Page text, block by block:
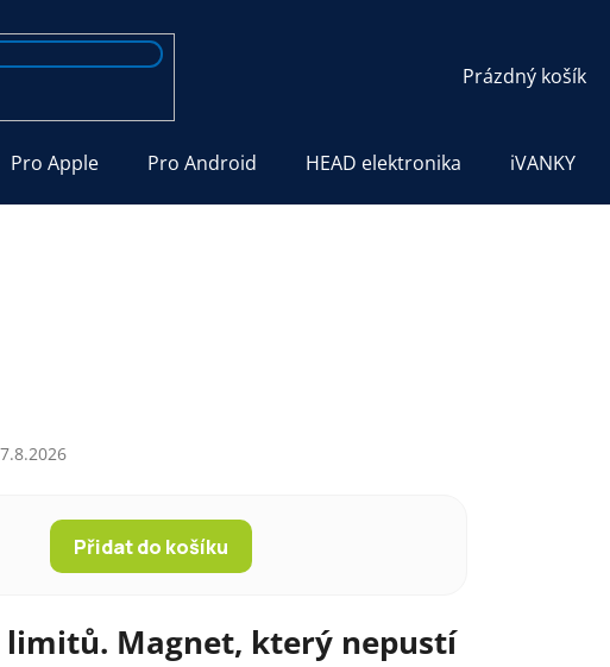
NÁKUPNÍ
Prázdný košík
Pro Apple Pro Android HEAD elektronika iVANKY
7.8.2026
Přidat do košíku
limitů. Magnet, který nepustí